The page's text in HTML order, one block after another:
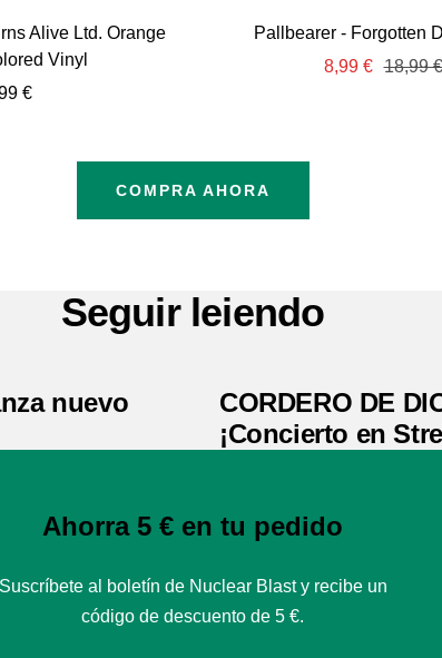
Alive Ltd. Orange
Vinyl
€
Pallbearer - Forgotten
Precio
8,99 € Precio
18,99 €
COMPRA AHORA
Seguir leiendo
nuevo
CORDERO DE
¡Concierto en
Ahorra 5 € en tu pedido
Suscríbete al boletín de Nuclear Blast y recibe un
código de descuento de 5 €.